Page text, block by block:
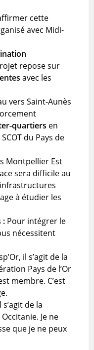
cette
avec Midi-
repose sur
avec les
vers Saint-Aunès
quartiers en
du Pays de
Montpellier Est
sera difficile au
à étudier les
: Pour intégrer le
nécessitent
il s’agit de la
Pays de l’Or
membre. C’est
de la
Je ne
que je ne peux